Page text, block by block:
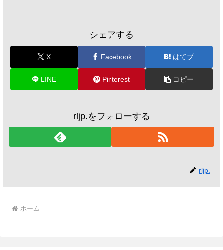
シェアする
X Facebook はてブ
LINE Pinterest コピー
rljp.をフォローする
rljp.
ホーム